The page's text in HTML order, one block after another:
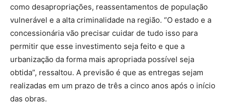
como desapropriações, reassentamentos de população
vulnerável e a alta criminalidade na região. “O estado e a
concessionária vão precisar cuidar de tudo isso para
permitir que esse investimento seja feito e que a
urbanização da forma mais apropriada possível seja
obtida”, ressaltou. A previsão é que as entregas sejam
realizadas em um prazo de três a cinco anos após o início
das obras.